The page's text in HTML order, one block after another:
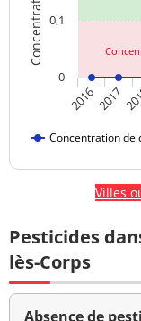
Concentration de
20162017
0
0,1
Villes
Pesticides
lès-Corps
Absence de